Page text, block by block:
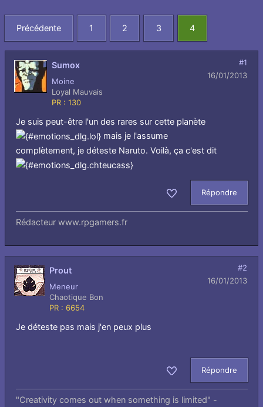
Précédente 1 2 3 4
Sumox
Moine
Loyal Mauvais
PR : 130
#1
16/01/2013
Je suis peut-être l'un des rares sur cette planète
mais je l'assume
complètement, je déteste Naruto. Voilà, ça c'est dit
Répondre
Rédacteur www.rpgamers.fr
Prout
Meneur
Chaotique Bon
PR : 6654
#2
16/01/2013
Je déteste pas mais j'en peux plus
Répondre
"Creativity comes out when something is limited" -